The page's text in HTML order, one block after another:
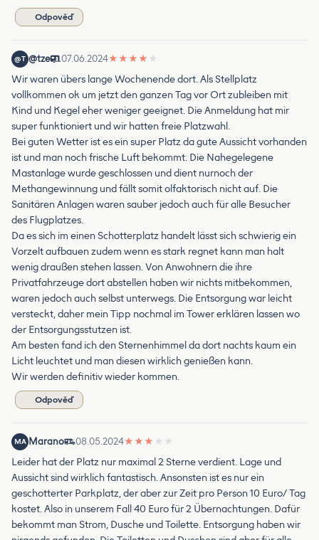
Odpověď
@T @tze 07.06.2024★ ★ ★ ★ ★
Wir waren übers lange Wochenende dort. Als Stellplatz
vollkommen ok um jetzt den ganzen Tag vor Ort zubleiben mit
Kind und Kegel eher weniger geeignet. Die Anmeldung hat mir
super funktioniert und wir hatten freie Platzwahl.
Bei guten Wetter ist es ein super Platz da gute Aussicht vorhanden
ist und man noch frische Luft bekommt. Die Nahegelegene
Mastanlage wurde geschlossen und dient nurnoch der
Methangewinnung und fällt somit olfaktorisch nicht auf. Die
Sanitären Anlagen waren sauber jedoch auch für alle Besucher
des Flugplatzes.
Da es sich im einen Schotterplatz handelt lässt sich schwierig ein
Vorzelt aufbauen zudem wenn es stark regnet kann man halt
wenig draußen stehen lassen. Von Anwohnern die ihre
Privatfahrzeuge dort abstellen haben wir nichts mitbekommen,
waren jedoch auch selbst unterwegs. Die Entsorgung war leicht
versteckt, daher mein Tipp nochmal im Tower erklären lassen wo
der Entsorgungsstutzen ist.
Am besten fand ich den Sternenhimmel da dort nachts kaum ein
Licht leuchtet und man diesen wirklich genießen kann.
Wir werden definitiv wieder kommen.
Odpověď
MA Marano 08.05.2024★ ★ ★ ★ ★
Leider hat der Platz nur maximal 2 Sterne verdient. Lage und
Aussicht sind wirklich fantastisch. Ansonsten ist es nur ein
geschotterter Parkplatz, der aber zur Zeit pro Person 10 Euro/ Tag
kostet. Also in unserem Fall 40 Euro für 2 Übernachtungen. Dafür
bekommt man Strom, Dusche und Toilette. Entsorgung haben wir